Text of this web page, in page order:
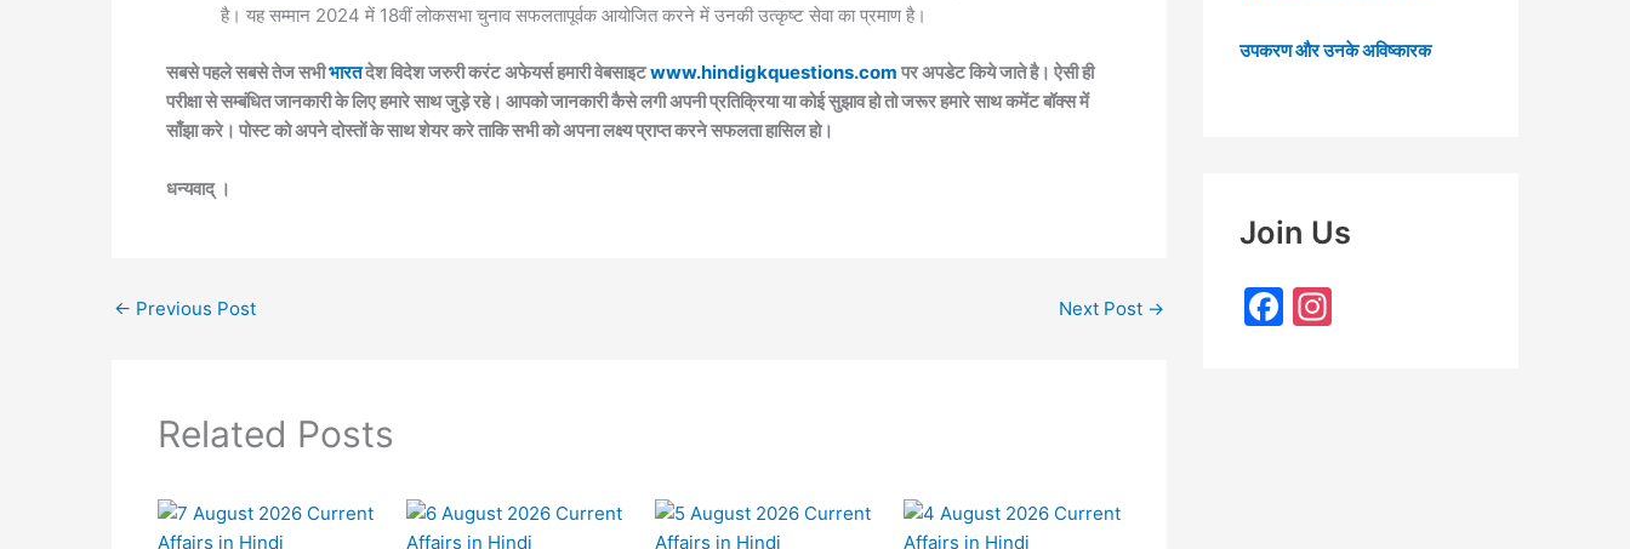
है। यह सम्मान 2024 में 18वीं लोकसभा चुनाव सफलतापूर्वक आयोजित करने में उनकी उत्कृष्ट सेवा का प्रमाण है।
सबसे पहले सबसे तेज सभीभारतदेश विदेश जरुरी करंट अफेयर्स हमारी वेबसाइटwww.hindigkquestions.com पर अपडेट किये जाते है। ऐसी ही
परीक्षा से सम्बंधित जानकारी के लिए हमारे साथ जुड़े रहे। आपको जानकारी कैसे लगी अपनी प्रतिक्रिया या कोई सुझाव हो तो जरूर हमारे साथ कमेंट बॉक्स में
साँझा करे। पोस्ट को अपने दोस्तों के साथ शेयर करे ताकि सभी को अपना लक्ष्य प्राप्त करने सफलता हासिल हो।
धन्यवाद् ।
← Previous Post Next Post →
Related Posts
उपकरण और उनके अविष्कारक
Join Us
F